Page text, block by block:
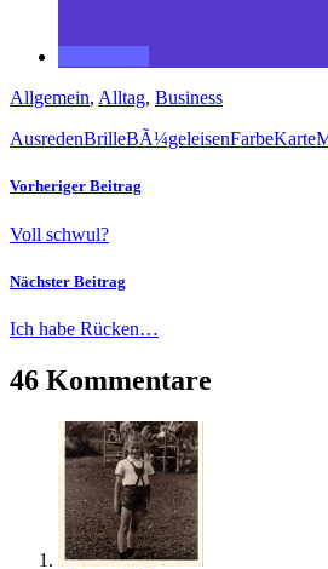
Allgemein, Alltag, Business
AusredenBrilleBÃ¼geleisenFarbeKarte
Vorheriger Beitrag
Voll schwul?
Nächster Beitrag
Ich habe Rücken…
46 Kommentare